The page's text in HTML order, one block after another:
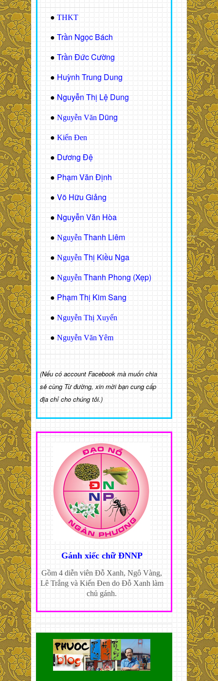
● THKT
● Trần Ngọc Bách
● Trần Đức Cường
● Huỳnh Trung Dung
● Nguyễn Thị Lệ Dung
● Nguyễn Văn Dũng
● Kiến Đen
● Dương Đệ
● Phạm Văn Định
● Võ Hữu Giảng
● Nguyễn Văn Hòa
● Nguyễn Thanh Liêm
● Nguyễn Thị Kiều Nga
● Nguyễn Thanh Phong (Xẹp)
● Phạm Thị Kim Sang
● Nguyễn Thị Xuyến
● Nguyễn Văn Yêm
(Nếu có account Facebook mà muốn chia
sẻ cùng Từ đường, xin mời bạn cung cấp
địa chỉ cho chúng tôi.)
Gánh xiếc chữ ĐNNP
Gồm 4 diễn viên Đỗ Xanh, Ngô Vàng,
Lê Trắng và Kiến Đen do Đỗ Xanh làm
chủ gánh.